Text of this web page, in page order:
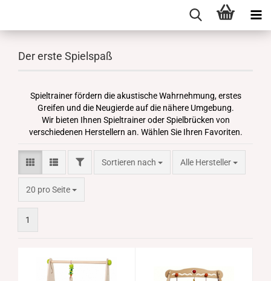
Der erste Spielspaß
Spieltrainer fördern die akustische Wahrnehmung, erstes
Greifen und die Neugierde auf die nähere Umgebung.
Wir bieten Ihnen Spieltrainer oder Spielbrücken von
verschiedenen Herstellern an. Wählen Sie Ihren Favoriten.
FILTERSortieren nach
Sortieren nach Alle Hersteller
20 pro Seite
pro Seite
1